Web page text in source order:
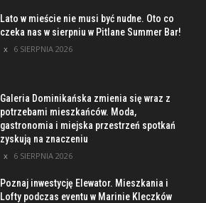
Lato w mieście nie musi być nudne. Oto co
czeka nas w sierpniu w Pitlane Summer Bar!
6 SIERPNIA 2026
Galeria Dominikańska zmienia się wraz z
potrzebami mieszkańców. Moda,
gastronomia i miejska przestrzeń spotkań
zyskują na znaczeniu
6 SIERPNIA 2026
Poznaj inwestycję Elewator. Mieszkania i
Lofty podczas eventu w Marinie Kleczków